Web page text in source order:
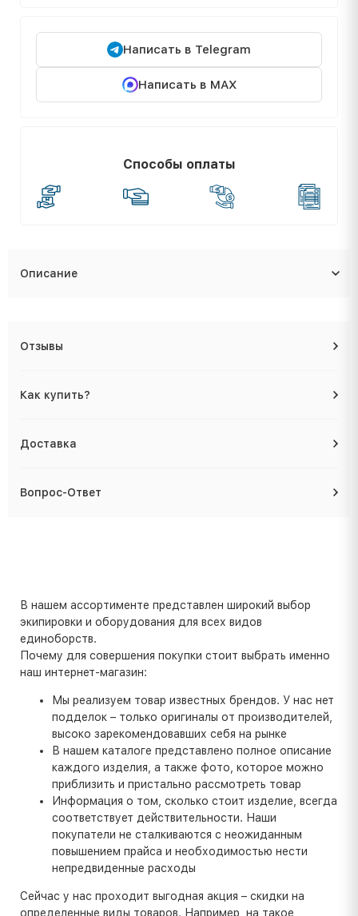
Написать в Telegram
Написать в MAX
Способы оплаты
Описание
Отзывы
Как купить?
Доставка
Вопрос-Ответ
В нашем ассортименте представлен широкий выбор
экипировки и оборудования для всех видов
единоборств.
Почему для совершения покупки стоит выбрать именно
наш интернет-магазин:
Мы реализуем товар известных брендов. У нас нет
подделок – только оригиналы от производителей,
высоко зарекомендовавших себя на рынке
В нашем каталоге представлено полное описание
каждого изделия, а также фото, которое можно
приблизить и пристально рассмотреть товар
Информация о том, сколько стоит изделие, всегда
соответствует действительности. Наши
покупатели не сталкиваются с неожиданным
повышением прайса и необходимостью нести
непредвиденные расходы
Сейчас у нас проходит выгодная акция – скидки на
определенные виды товаров. Например, на такое